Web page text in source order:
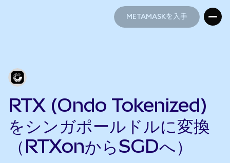
METAMASKを入手
RTX (Ondo Tokenized)
をシンガポールドルに変換
（RTXonからSGDへ）